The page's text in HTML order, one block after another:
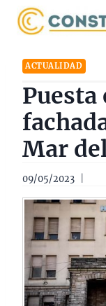
Saltar
ACTUALIDAD
Mar
09/05/2023